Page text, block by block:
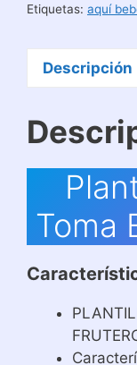
cantidad
Etiquetas: aquí
Descripción
Toma